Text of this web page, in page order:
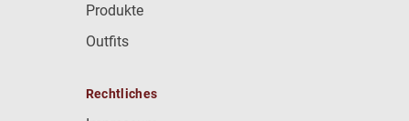
Produkte
Outfits
Rechtliches